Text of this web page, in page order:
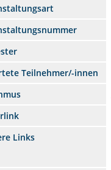
Teilnehmer/-innen
Links